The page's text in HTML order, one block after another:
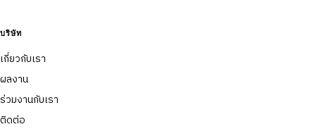
บริษัท
เกี่ยวกับเรา
ผลงาน
ร่วมงานกับเรา
ติดต่อ